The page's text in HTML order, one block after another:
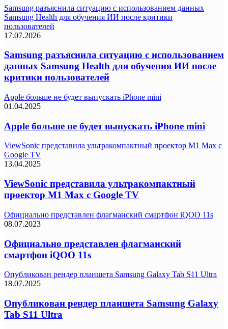
Samsung разъяснила ситуацию с использованием данных
Samsung Health для обучения ИИ после критики
пользователей
17.07.2026
Samsung разъяснила ситуацию с использованием
данных Samsung Health для обучения ИИ после
критики пользователей
Apple больше не будет выпускать iPhone mini
01.04.2025
Apple больше не будет выпускать iPhone mini
ViewSonic представила ультракомпактный проектор M1 Max с
Google TV
13.04.2025
ViewSonic представила ультракомпактный
проектор M1 Max с Google TV
Официально представлен флагманский смартфон iQOO 11s
08.07.2023
Официально представлен флагманский
смартфон iQOO 11s
Опубликован рендер планшета Samsung Galaxy Tab S11 Ultra
18.07.2025
Опубликован рендер планшета Samsung Galaxy
Tab S11 Ultra